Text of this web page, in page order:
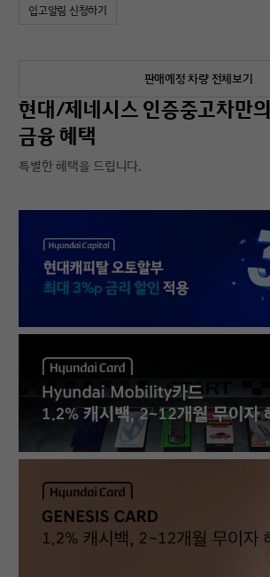
입고알림 신청하기
판매예정 차량 전체보기
현대/제네시스 인증중고차만의
금융 혜택
특별한 혜택을 드립니다.